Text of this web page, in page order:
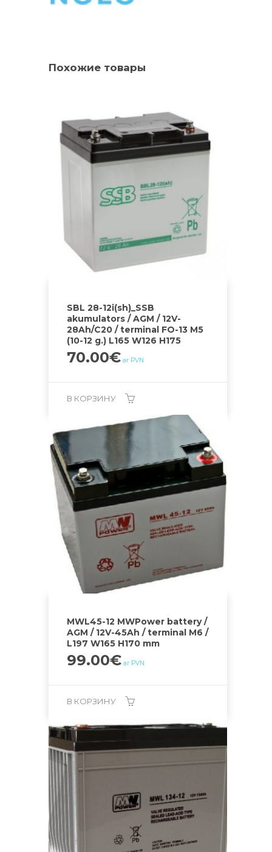
Похожие товары
SBL 28-12i(sh)_SSB
akumulators / AGM / 12V-
28Ah/C20 / terminal FO-13 M5
(10-12 g.) L165 W126 H175
70.00€ ar PVN
В КОРЗИНУ
MWL45-12 MWPower battery /
AGM / 12V-45Ah / terminal M6 /
L197 W165 H170 mm
99.00€ ar PVN
В КОРЗИНУ